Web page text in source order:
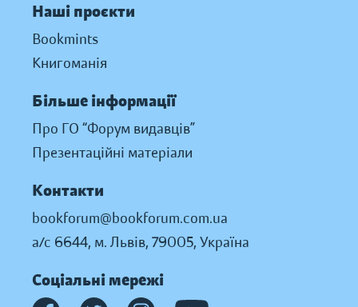
Наші проєкти
Bookmints
Книгоманія
Більше інформації
Про ГО “Форум видавців”
Презентаційні матеріали
Контакти
bookforum@bookforum.com.ua
а/с 6644, м. Львів, 79005, Україна
Соціальні мережі